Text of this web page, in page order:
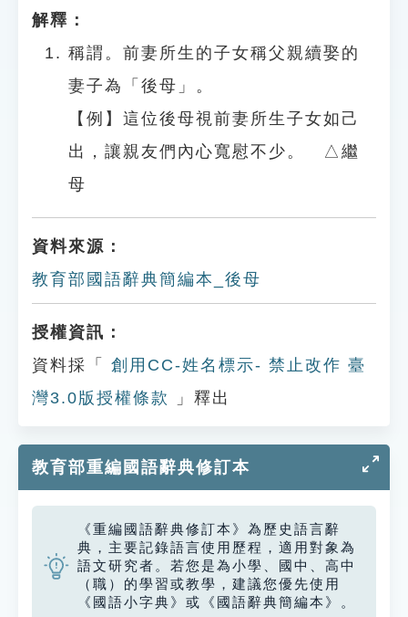
解釋：
稱謂。前妻所生的子女稱父親續娶的
妻子為「後母」。
【例】這位後母視前妻所生子女如己
出，讓親友們內心寬慰不少。 △繼
母
資料來源：
教育部國語辭典簡編本_後母
授權資訊：
資料採「
創用CC-姓名標示- 禁止改作 臺
灣3.0版授權條款
」釋出
教育部重編國語辭典修訂本
《重編國語辭典修訂本》為歷史語言辭
典，主要記錄語言使用歷程，適用對象為
語文研究者。若您是為小學、國中、高中
（職）的學習或教學，建議您優先使用
《國語小字典》或《國語辭典簡編本》。